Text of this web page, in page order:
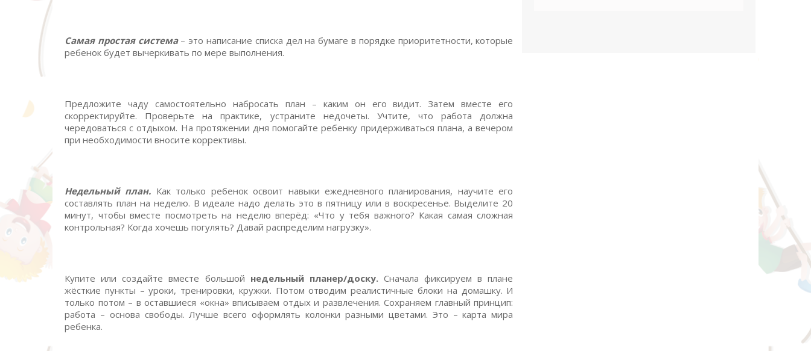
Самая простая система– это написание списка дел на бумаге в порядке приоритетности, которые
ребенок будет вычеркивать по мере выполнения.
Предложите чаду самостоятельно набросать план – каким он его видит. Затем вместе его
скорректируйте. Проверьте на практике, устраните недочеты. Учтите, что работа должна
чередоваться с отдыхом. На протяжении дня помогайте ребенку придерживаться плана, а вечером
при необходимости вносите коррективы.
Недельный план. Как только ребенок освоит навыки ежедневного планирования, научите его
составлять план на неделю. В идеале надо делать это в пятницу или в воскресенье. Выделите 20
минут, чтобы вместе посмотреть на неделю вперёд: «Что у тебя важного? Какая самая сложная
контрольная? Когда хочешь погулять? Давай распределим нагрузку».
Купите или создайте вместе большой недельный планер/доску.Сначала фиксируем в плане
жёсткие пункты – уроки, тренировки, кружки. Потом отводим реалистичные блоки на домашку. И
только потом – в оставшиеся «окна» вписываем отдых и развлечения. Сохраняем главный принцип:
работа – основа свободы. Лучше всего оформлять колонки разными цветами. Это – карта мира
ребенка.